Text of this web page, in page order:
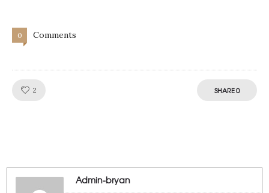
0 Comments
2 SHARE0
Admin-bryan